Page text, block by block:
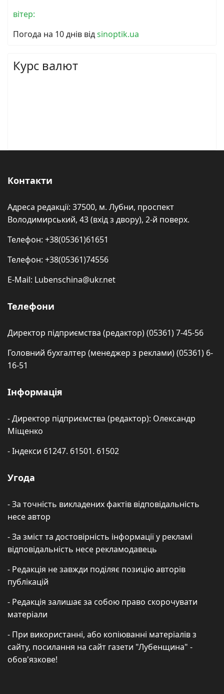
вітер:
Погода на 10 днів відsinoptik.ua
Курс валют
Контакти
Адреса редакції: 37500, м. Лубни, проспект
Володимирський, 43 (вхід з двору), 2-й поверх.
Телефон: +38(05361)61651
Телефон: +38(05361)74556
E-Mail: Lubenschina@ukr.net
Телефони
Директор підприємства (редактор) (05361) 7-45-56
Головний бухгалтер (менеджер з реклами) (05361) 6-
16-51
Інформація
- Директор підприємства (редактор): Олександр
Міщенко
- Індекси 61247. 61501. 61502
Угода
- За точність викладених фактів відповідальність
несе автор
- За зміст та достовірність інформації у рекламі
відповідальність несе рекламодавець
- Редакція не завжди поділяє позицію авторів
публікацій
- Редакція залишає за собою право скорочувати
матеріали
- При використанні, або копіюванні матеріалів з
сайту, посилання на сайт газети "Лубенщина" -
обов'язкове!